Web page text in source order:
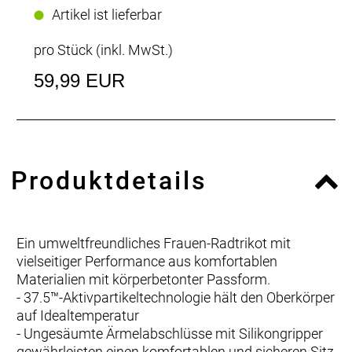
Artikel ist lieferbar
pro Stück (inkl. MwSt.)
59,99 EUR
Produktdetails
Ein umweltfreundliches Frauen-Radtrikot mit
vielseitiger Performance aus komfortablen
Materialien mit körperbetonter Passform.
- 37.5™-Aktivpartikeltechnologie hält den Oberkörper
auf Idealtemperatur
- Ungesäumte Ärmelabschlüsse mit Silikongripper